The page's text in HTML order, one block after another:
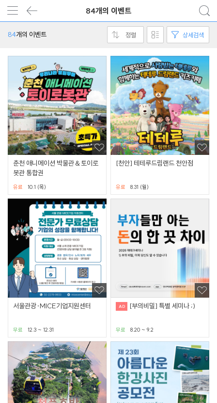
84개의 이벤트
84개의 이벤트 정렬 상세검색
춘천 애니메이션 박물관＆토이로
봇관 통합권
10.1 (목)
유료
[천안] 테테루드림랜드 천안점
8.31 (월)
유료
서울관광·MICE기업지원센터
12.3 ~ 12.31
무료
[부의비밀] 특별 세미나 ;)
8.20 ~ 9.2
무료